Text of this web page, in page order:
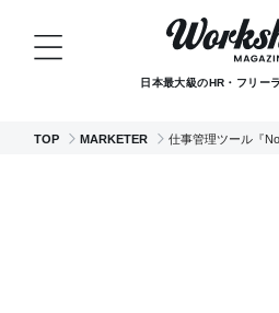
日本最大級のHR・フリー
TOP MARKETER 仕事管理ツール『